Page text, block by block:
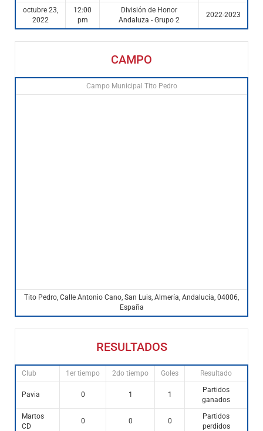
octubre 23,
2022
12:00
pm
División de Honor
Andaluza - Grupo 2
2022-2023
CAMPO
Campo Municipal Tito Pedro
Tito Pedro, Calle Antonio Cano, San Luis, Almería, Andalucía, 04006,
España
RESULTADOS
Club 1er tiempo 2do tiempo Goles Resultado
Pavia 0 1 1
Partidos
ganados
Martos
CD
0 0 0
Partidos
perdidos